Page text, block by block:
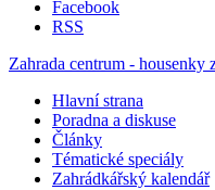
Facebook
RSS
Zahrada centrum -
Hlavní strana
Poradna a diskuse
Články
Tématické speciály
Zahrádkářský kalendář